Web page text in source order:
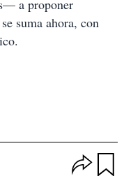
a proponer
suma ahora, con